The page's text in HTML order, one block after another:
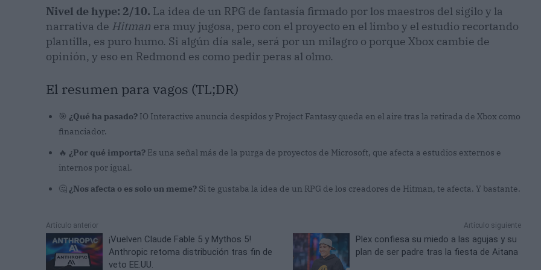
Nivel de hype: 2/10. La idea de un RPG de fantasía firmado por los maestros del sigilo y la
narrativa de Hitman era muy jugosa, pero con el proyecto en el limbo y el estudio recortando
plantilla, es puro humo. Si algún día sale, será por un milagro o porque Xbox cambie de
opinión, y eso en Redmond es como pedir peras al olmo.
El resumen para vagos (TL;DR)
🎯 ¿Qué ha pasado? IO Interactive anuncia despidos y Project Fantasy queda en el aire tras la retirada de Xbox como
financiador.
🔥 ¿Por qué importa? Es una señal más de la purga de proyectos de Microsoft, que afecta a estudios externos e
internos por igual.
🤔 ¿Nos afecta o es solo un meme? Si te gustaba la idea de un RPG de los creadores de Hitman, te afecta. Y bastante.
Artículo anterior
¡Vuelven Claude Fable 5 y Mythos 5!
Anthropic retoma distribución tras fin de
veto EE.UU.
Artículo siguiente
Plex confiesa su miedo a las agujas y su
plan de ser padre tras la fiesta de Aitana